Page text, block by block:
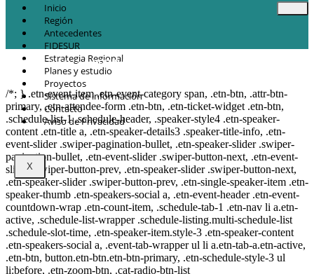
Inicio
Región
Antecedentes
FIDESUR
Estrategia Regional
Planes y estudio
Proyectos
Sistema de información
Contacto
Aviso de Privacidad
X
© Copyright 2021.FIDESURFideicomiso para el Desarrollo Regional del
Sur Sureste.
/*; } .etn-event-item .etn-event-category span, .etn-btn, .attr-btn-
primary, .etn-attendee-form .etn-btn, .etn-ticket-widget .etn-btn,
.schedule-list-1 .schedule-header, .speaker-style4 .etn-speaker-
content .etn-title a, .etn-speaker-details3 .speaker-title-info, .etn-
event-slider .swiper-pagination-bullet, .etn-speaker-slider .swiper-
pagination-bullet, .etn-event-slider .swiper-button-next, .etn-event-
slider .swiper-button-prev, .etn-speaker-slider .swiper-button-next,
.etn-speaker-slider .swiper-button-prev, .etn-single-speaker-item .etn-
speaker-thumb .etn-speakers-social a, .etn-event-header .etn-event-
countdown-wrap .etn-count-item, .schedule-tab-1 .etn-nav li a.etn-
active, .schedule-list-wrapper .schedule-listing.multi-schedule-list
.schedule-slot-time, .etn-speaker-item.style-3 .etn-speaker-content
.etn-speakers-social a, .event-tab-wrapper ul li a.etn-tab-a.etn-active,
.etn-btn, button.etn-btn.etn-btn-primary, .etn-schedule-style-3 ul
li:before, .etn-zoom-btn, .cat-radio-btn-list